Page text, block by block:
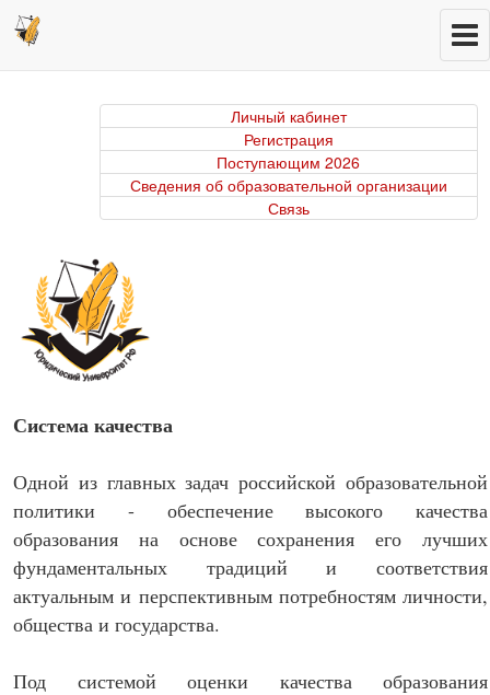
Личный кабинет
Регистрация
Поступающим 2026
Сведения об образовательной организации
Связь
Система качества
Одной из главных задач российской образовательной
политики - обеспечение высокого качества
образования на основе сохранения его лучших
фундаментальных традиций и соответствия
актуальным и перспективным потребностям личности,
общества и государства.
Под системой оценки качества образования